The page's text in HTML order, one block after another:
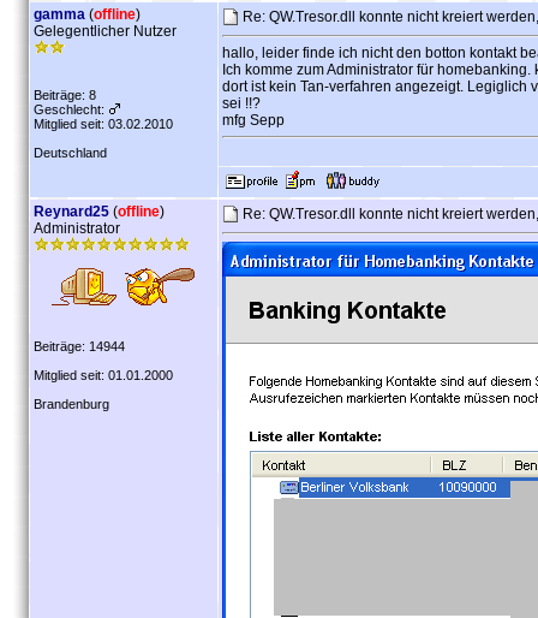
gamma (offline)
Gelegentlicher Nutzer
Beiträge: 8
Geschlecht:
Mitglied seit: 03.02.2010
Deutschland
Re: QW.Tresor.dll konnte nicht kreiert
hallo, leider finde ich nicht den botton kontakt
Ich komme zum Administrator für
dort ist kein Tan-verfahren angezeigt. Legiglich
sei !!?
mfg Sepp
Reynard25 (offline)
Administrator
Beiträge: 14944
Mitglied seit: 01.01.2000
Brandenburg
Re: QW.Tresor.dll konnte nicht kreiert